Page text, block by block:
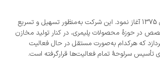
شرکت «مجتمع پلاستیک طبرستان» با بیش از 300 نمایندگی فعال، بزرگ‌ترین تولیدکننده مخازن پلی‌اتیلن به روش روتومولدینگ در ایران است که فعالیت خود را به‌صورت رسمی از سال 1375 آغاز نمود. این شرکت به‌منظور تسهیل و تسریع
شرکت طبرستان به‌عنوان یک متخصص در حوزۀ محصولات پلیمری، در کنار تولید مخازن
که هرکدام به‌صورت مستقل در حال فعالیت
سرلوحۀ تمام فعالیت‌ها قرارگرفته است.